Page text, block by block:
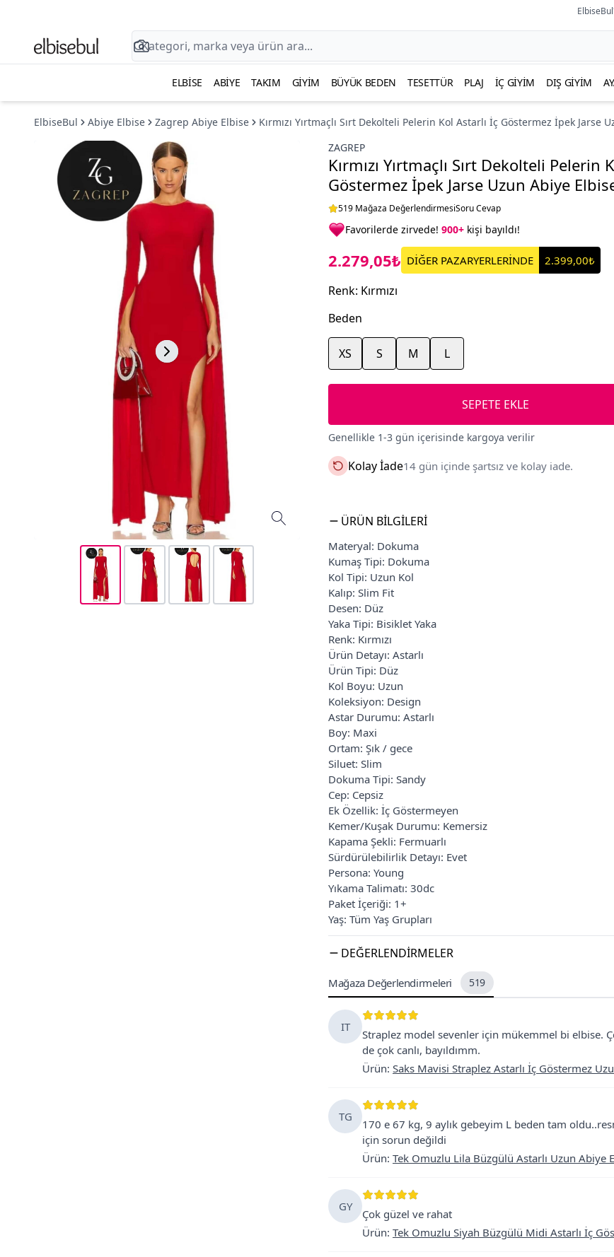
ELBISE ABIYE TAKIM GIYIM BÜYÜK BEDEN TESETTÜR PLAJ İÇ GIYIM DIŞ GIYIM
ElbiseBul Abiye Elbise Zagrep Abiye Elbise
Kırmızı Yırtmaçlı Sırt Dekolteli Pelerin Kol Astarlı İç Göstermez İpek Jarse
ZAGREP
Kırmızı Yırtmaçlı Sırt Dekolteli Pelerin
Göstermez İpek Jarse Uzun Abiye
519 Mağaza DeğerlendirmesiSoru Cevap
Favorilerde zirvede! 900+ kişi bayıldı!
2.279,05₺ DİĞER PAZARYERLERİNDE 2.399,00₺
Renk: Kırmızı
Beden
XS S M L
SEPETE EKLE
Genellikle 1-3 gün içerisinde kargoya verilir
Kolay İade14 gün içinde şartsız ve kolay iade.
ÜRÜN BILGILERI
Materyal: Dokuma
Kumaş Tipi: Dokuma
Kol Tipi: Uzun Kol
Kalıp: Slim Fit
Desen: Düz
Yaka Tipi: Bisiklet Yaka
Renk: Kırmızı
Ürün Detayı: Astarlı
Ürün Tipi: Düz
Kol Boyu: Uzun
Koleksiyon: Design
Astar Durumu: Astarlı
Boy: Maxi
Ortam: Şık / gece
Siluet: Slim
Dokuma Tipi: Sandy
Cep: Cepsiz
Ek Özellik: İç Göstermeyen
Kemer/Kuşak Durumu: Kemersiz
Kapama Şekli: Fermuarlı
Sürdürülebilirlik Detayı: Evet
Persona: Young
Yıkama Talimatı: 30dc
Paket İçeriği: 1+
Yaş: Tüm Yaş Grupları
DEĞERLENDIRMELER
Mağaza Değerlendirmeleri 519
IT
Straplez model sevenler için mükemmel bi elbise.
de çok canlı, bayıldımm.
Ürün: Saks Mavisi Straplez Astarlı İç Göstermez
TG
170 e 67 kg, 9 aylık gebeyim L beden tam
için sorun değildi
Ürün: Tek Omuzlu Lila Büzgülü Astarlı Uzun Abiye
GY
Çok güzel ve rahat
Ürün: Tek Omuzlu Siyah Büzgülü Midi Astarlı İç